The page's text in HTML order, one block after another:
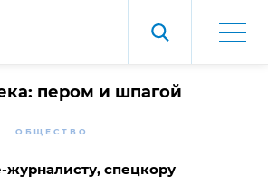
пером и шпагой
ОБЩЕСТВО
спецкору